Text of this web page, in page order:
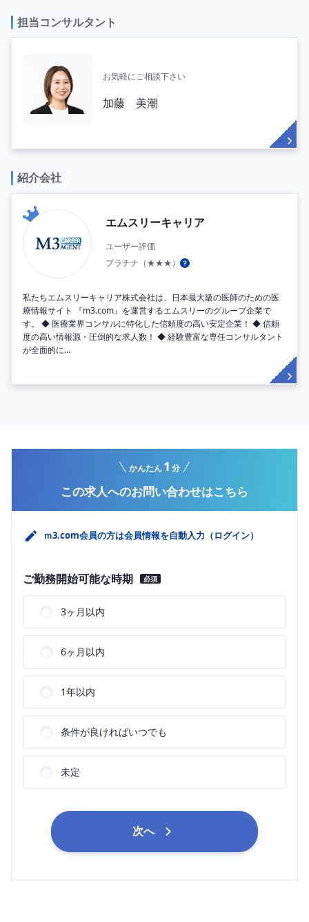
担当コンサルタント
お気軽にご相談下さい
加藤 美潮
紹介会社
エムスリーキャリア
ユーザー評価
プラチナ（★★★）
私たちエムスリーキャリア株式会社は、日本最大級の医師のための医
療情報サイト 『m3.com』を運営するエムスリーのグループ企業で
す。 ◆ 医療業界コンサルに特化した信頼度の高い安定企業！ ◆ 信頼
度の高い情報源・圧倒的な求人数！ ◆ 経験豊富な専任コンサルタント
が全面的に...
この求人へのお問い合わせはこちら
かんたん1 分
ｍ3.com会員の方は会員情報を自動入力（ログイン）
ご勤務開始可能な時期 必須
3ヶ月以内
6ヶ月以内
1年以内
条件が良ければいつでも
未定
次へ